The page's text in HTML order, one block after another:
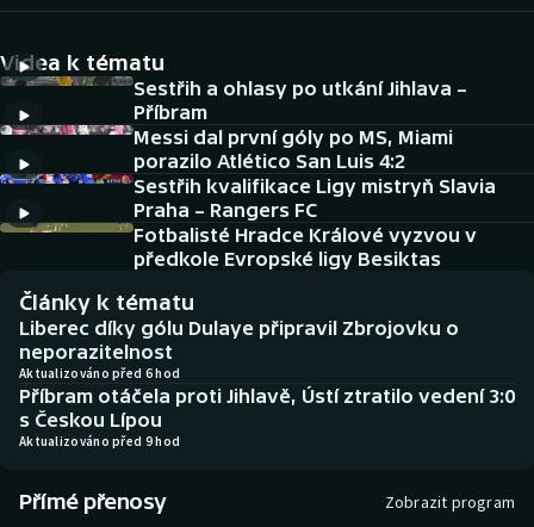
Cyklistika
DALŠÍ SPORTY
Americký fotbal
Baseball a softbal
Basketbal
Biatlon
Boby a skeleton
Box
NEPŘEHLÉDNĚTE
Historické návraty
Aplikace ČT sport
AZ kvíz
Videa k tématu
Sestřih a ohlasy po utkání Jihlava –
Příbram
Messi dal první góly po MS, Miami
porazilo Atlético San Luis 4:2
Sestřih kvalifikace Ligy mistryň Slavia
Praha – Rangers FC
Fotbalisté Hradce Králové vyzvou v
předkole Evropské ligy Besiktas
Články k tématu
Liberec díky gólu Dulaye připravil Zbrojovku o
neporazitelnost
Aktualizováno před 6 hod
Příbram otáčela proti Jihlavě, Ústí ztratilo vedení 3:0
s Českou Lípou
Aktualizováno před 9 hod
Přímé přenosy Zobrazit program